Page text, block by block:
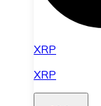
XRP
XRP